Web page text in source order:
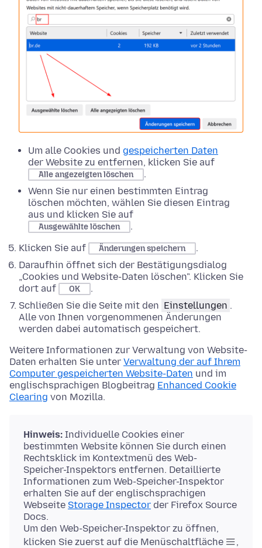
Um alle Cookies und gespeicherten Daten
der Website zu entfernen, klicken Sie auf
Alle angezeigten löschen
.
Wenn Sie nur einen bestimmten Eintrag
löschen möchten, wählen Sie diesen Eintrag
aus und klicken Sie auf
Ausgewählte löschen
.
Klicken Sie auf
Änderungen speichern
.
Daraufhin öffnet sich der Bestätigungsdialog
„Cookies und Website-Daten löschen". Klicken Sie
dort auf
OK
.
Schließen Sie die Seite mit den Einstellungen .
Alle von Ihnen vorgenommenen Änderungen
werden dabei automatisch gespeichert.
Weitere Informationen zur Verwaltung von Website-
Daten erhalten Sie unter Verwaltung der auf Ihrem
Computer gespeicherten Website-Daten und im
englischsprachigen Blogbeitrag Enhanced Cookie
Clearing von Mozilla.
Hinweis: Individuelle Cookies einer
bestimmten Website können Sie durch einen
Rechtsklick im Kontextmenü des Web-
Speicher-Inspektors entfernen. Detaillierte
Informationen zum Web-Speicher-Inspektor
erhalten Sie auf der englischsprachigen
Webseite Storage Inspector der Firefox Source
Docs.
Um den Web-Speicher-Inspektor zu öffnen,
klicken Sie zuerst auf die Menüschaltfläche
,